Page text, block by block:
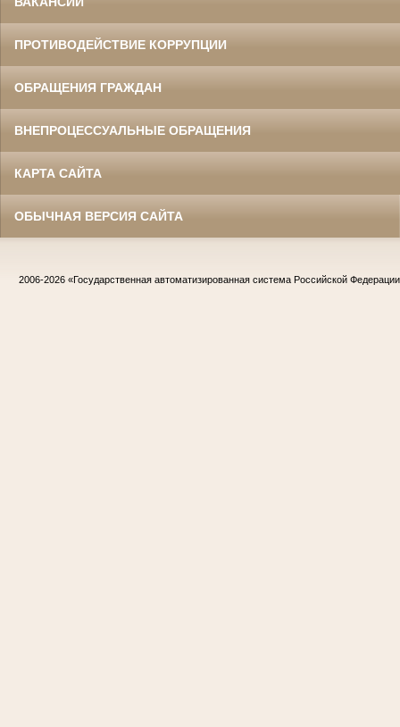
ПРОТИВОДЕЙСТВИЕ КОРРУПЦИИ
ОБРАЩЕНИЯ ГРАЖДАН
ВНЕПРОЦЕССУАЛЬНЫЕ ОБРАЩЕНИЯ
КАРТА САЙТА
ОБЫЧНАЯ ВЕРСИЯ САЙТА
2006-2026 «Государственная автоматизированная система Российской